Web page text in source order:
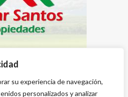
su experiencia de navegación,
personalizados y analizar